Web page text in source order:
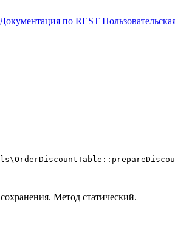
Документация по REST
Метод статический.